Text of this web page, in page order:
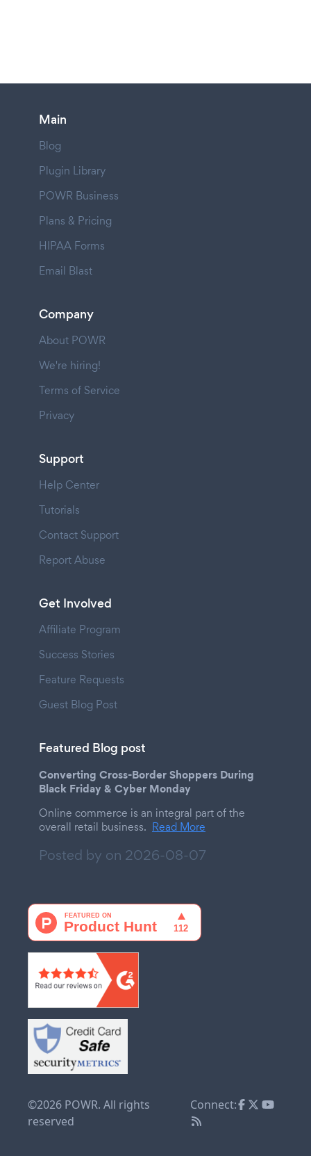
Main
Blog
Plugin Library
POWR Business
Plans & Pricing
HIPAA Forms
Email Blast
Company
About POWR
We're hiring!
Terms of Service
Privacy
Support
Help Center
Tutorials
Contact Support
Report Abuse
Get Involved
Affiliate Program
Success Stories
Feature Requests
Guest Blog Post
Featured Blog post
Converting Cross-Border Shoppers During
Black Friday & Cyber Monday
Online commerce is an integral part of the
overall retail business. Read More
Posted by on 2026-08-07
©2026 POWR. All rights
reserved
Connect: